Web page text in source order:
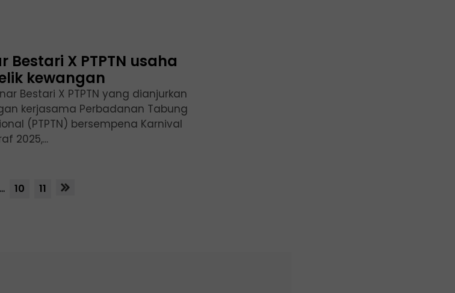
Bestari X PTPTN usaha
kewangan
Bestari X PTPTN yang dianjurkan
kerjasama Perbadanan Tabung
(PTPTN) bersempena Karnival
2025,...
... 10 11